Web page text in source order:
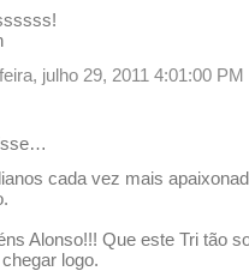
julho 29, 2011 4:01:00 PM
cada vez mais
Alonso!!! Que este Tri tão
logo.